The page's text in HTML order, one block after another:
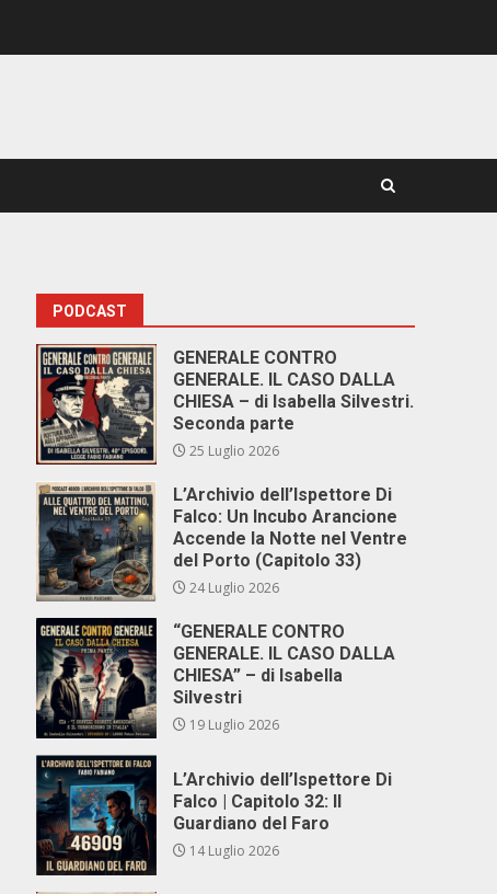
PODCAST
GENERALE CONTRO
GENERALE. IL CASO DALLA
CHIESA – di Isabella Silvestri.
Seconda parte
25 Luglio 2026
L’Archivio dell’Ispettore Di
Falco: Un Incubo Arancione
Accende la Notte nel Ventre
del Porto (Capitolo 33)
24 Luglio 2026
“GENERALE CONTRO
GENERALE. IL CASO DALLA
CHIESA” – di Isabella
Silvestri
19 Luglio 2026
L’Archivio dell’Ispettore Di
Falco | Capitolo 32: Il
Guardiano del Faro
14 Luglio 2026